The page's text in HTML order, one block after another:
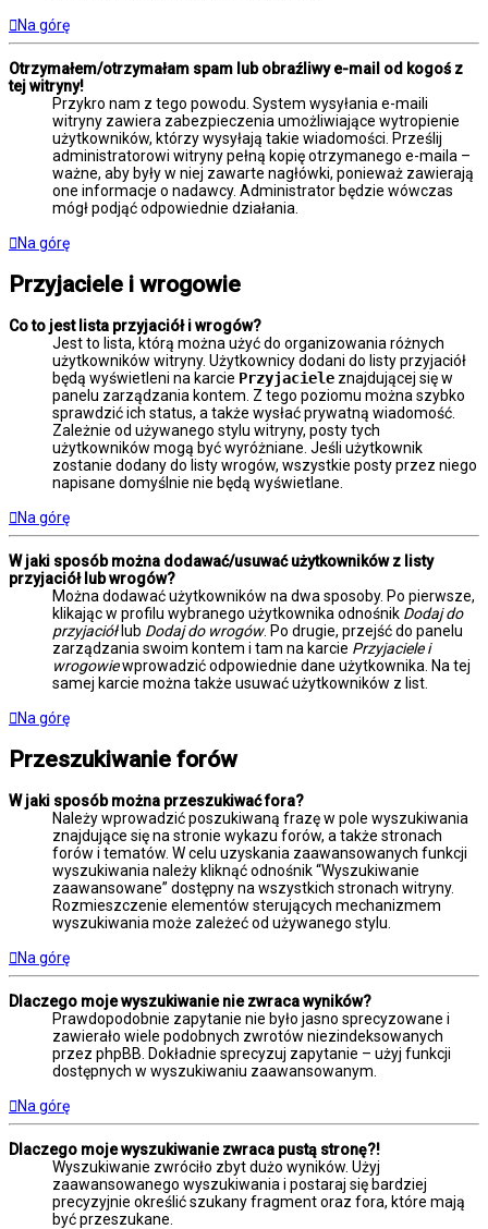
Na górę
Otrzymałem/otrzymałam spam lub obraźliwy e-mail od kogoś z
tej witryny!
Przykro nam z tego powodu. System wysyłania e-maili
witryny zawiera zabezpieczenia umożliwiające wytropienie
użytkowników, którzy wysyłają takie wiadomości. Prześlij
administratorowi witryny pełną kopię otrzymanego e-maila –
ważne, aby były w niej zawarte nagłówki, ponieważ zawierają
one informacje o nadawcy. Administrator będzie wówczas
mógł podjąć odpowiednie działania.
Na górę
Przyjaciele i wrogowie
Co to jest lista przyjaciół i wrogów?
Jest to lista, którą można użyć do organizowania różnych
użytkowników witryny. Użytkownicy dodani do listy przyjaciół
będą wyświetleni na karcie Przyjaciele znajdującej się w
panelu zarządzania kontem. Z tego poziomu można szybko
sprawdzić ich status, a także wysłać prywatną wiadomość.
Zależnie od używanego stylu witryny, posty tych
użytkowników mogą być wyróżniane. Jeśli użytkownik
zostanie dodany do listy wrogów, wszystkie posty przez niego
napisane domyślnie nie będą wyświetlane.
Na górę
W jaki sposób można dodawać/usuwać użytkowników z listy
przyjaciół lub wrogów?
Można dodawać użytkowników na dwa sposoby. Po pierwsze,
klikając w profilu wybranego użytkownika odnośnik Dodaj do
przyjaciółlub Dodaj do wrogów. Po drugie, przejść do panelu
zarządzania swoim kontem i tam na karcie Przyjaciele i
wrogowiewprowadzić odpowiednie dane użytkownika. Na tej
samej karcie można także usuwać użytkowników z list.
Na górę
Przeszukiwanie forów
W jaki sposób można przeszukiwać fora?
Należy wprowadzić poszukiwaną frazę w pole wyszukiwania
znajdujące się na stronie wykazu forów, a także stronach
forów i tematów. W celu uzyskania zaawansowanych funkcji
wyszukiwania należy kliknąć odnośnik “Wyszukiwanie
zaawansowane” dostępny na wszystkich stronach witryny.
Rozmieszczenie elementów sterujących mechanizmem
wyszukiwania może zależeć od używanego stylu.
Na górę
Dlaczego moje wyszukiwanie nie zwraca wyników?
Prawdopodobnie zapytanie nie było jasno sprecyzowane i
zawierało wiele podobnych zwrotów niezindeksowanych
przez phpBB. Dokładnie sprecyzuj zapytanie – użyj funkcji
dostępnych w wyszukiwaniu zaawansowanym.
Na górę
Dlaczego moje wyszukiwanie zwraca pustą stronę?!
Wyszukiwanie zwróciło zbyt dużo wyników. Użyj
zaawansowanego wyszukiwania i postaraj się bardziej
precyzyjnie określić szukany fragment oraz fora, które mają
być przeszukane.